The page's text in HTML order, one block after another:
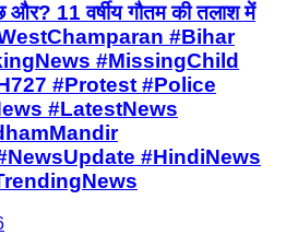
11 वर्षीय गौतम की तलाश में
#Bihar
#MissingChild
#Protest #Police
#LatestNews
#HindiNews